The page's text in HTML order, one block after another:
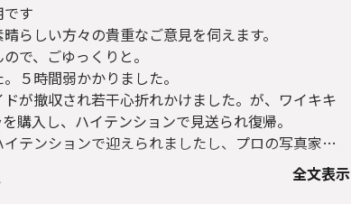
す
らしい方々の貴重なご意見を伺えます。
で、ごゆっくりと。
５時間弱かかりました。
が撤収され若干心折れかけました。が、ワイキキ
購入し、ハイテンションで見送られ復帰。
テンションで迎えられましたし、プロの写真家の
全文表示